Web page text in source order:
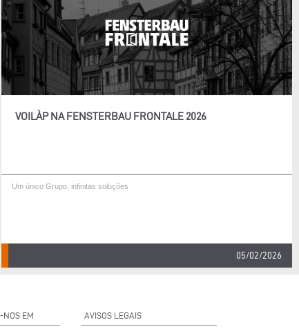
VOILÀP NA FENSTERBAU FRONTALE 2026
Um único Grupo, infinitas soluções
05/02/2026
NOS EM AVISOS LEGAIS